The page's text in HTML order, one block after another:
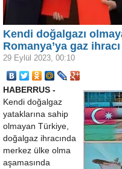
Kendi doğalgazı
Romanya’ya gaz
29 Eylül 2023, 00:10
HABERRUS -
Kendi doğalgaz
yataklarına sahip
olmayan Türkiye,
doğalgaz ihracında
merkez ülke olma
aşamasında